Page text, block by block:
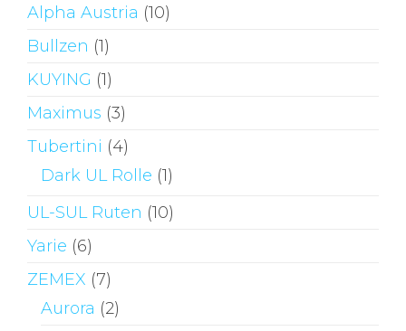
Alpha Austria (10)
Bullzen (1)
KUYING (1)
Maximus (3)
Tubertini (4)
Dark UL Rolle (1)
UL-SUL Ruten (10)
Yarie (6)
ZEMEX (7)
Aurora (2)